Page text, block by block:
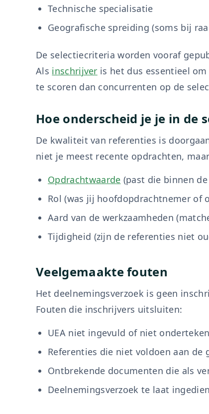
Technische specialisatie
Geografische spreiding (soms bij
De selectiecriteria worden vooraf
Als inschrijver is het dus essentieel
te scoren dan concurrenten op de
Hoe onderscheid je je in de
De kwaliteit van referenties is
niet je meest recente opdrachten,
Opdrachtwaarde (past die binnen
Rol (was jij hoofdopdrachtnemer of
Aard van de werkzaamheden
Tijdigheid (zijn de referenties niet
Veelgemaakte fouten
Het deelnemingsverzoek is geen
Fouten die inschrijvers uitsluiten:
UEA niet ingevuld of niet
Referenties die niet voldoen aan de
Ontbrekende documenten die als
Deelnemingsverzoek te laat